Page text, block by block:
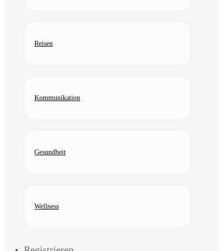
Reisen
Kommunikation
Gesundheit
Wellness